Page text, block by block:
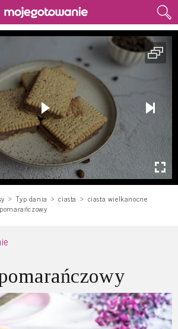
Typ dania ciasta
ciasta wielkanocne